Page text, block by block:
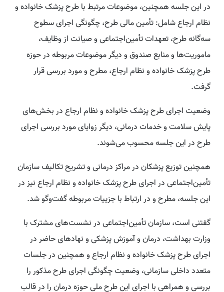
در این جلسه همچنین، موضوعات مرتبط با طرح پزشک خانواده و
نظام ارجاع شامل: تأمین مالی طرح، چگونگی اجرای سطوح
سه‌گانه طرح، تعهدات تأمین‌اجتماعی و صیانت از وظایف،
ماموریت‌ها و منابع صندوق و دیگر موضوعات مربوطه در حوزه
طرح پزشک خانواده و نظام ارجاع، مطرح و مورد بررسی قرار
گرفت.
وضعیت اجرای طرح پزشک خانواده و نظام ارجاع در بخش‌های
پایش سلامت و خدمات درمانی، دیگر زوایای مورد بررسی اجرای
طرح در این جلسه محسوب می‌شوند.
همچنین توزیع پزشکان در مراکز درمانی و تشریح تکالیف سازمان
تأمین‌اجتماعی در اجرای طرح پزشک خانواده و نظام ارجاع نیز در
این جلسه، مطرح و در ارتباط با جزییات مربوطه گفت‌وگو شد.
گفتنی است، سازمان تأمین‌اجتماعی در نشست‌های مشترک با
وزارت بهداشت، درمان و آموزش پزشکی و نهادهای حاضر در
اجرای طرح پزشک خانواده و نظام ارجاع و‌ همچنین در جلسات
متعدد داخلی سازمانی، وضعیت چگونگی اجرای طرح مذکور را
بررسی و همراهی با اجرای این طرح ملی حوزه درمان را در قالب